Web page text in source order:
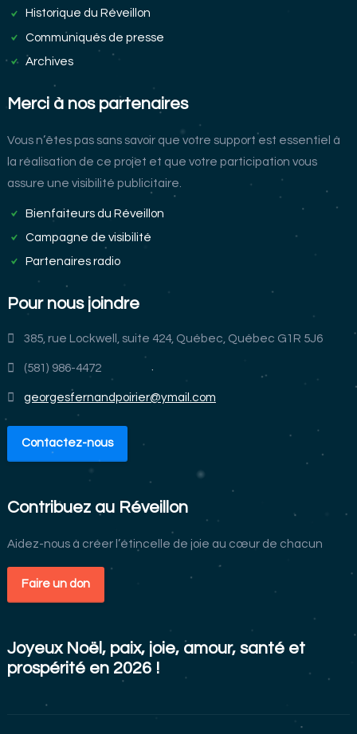
Historique du Réveillon
Communiqués de presse
Archives
Merci à nos partenaires
Vous n’êtes pas sans savoir que votre support est essentiel à
la réalisation de ce projet et que votre participation vous
assure une visibilité publicitaire.
Bienfaiteurs du Réveillon
Campagne de visibilité
Partenaires radio
Pour nous joindre
385, rue Lockwell, suite 424, Québec, Québec G1R 5J6
(581) 986-4472
georgesfernandpoirier@ymail.com
Contactez-nous
Contribuez au Réveillon
Aidez-nous à créer l’étincelle de joie au cœur de chacun
Faire un don
Joyeux Noël, paix, joie, amour, santé et
prospérité en 2026 !